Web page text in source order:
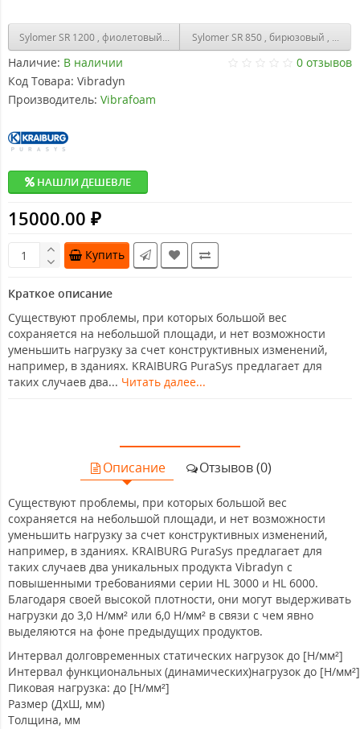
Sylomer SR 1200 , фиолетовый , лист 1200 х 1500 ( 1.8 м2 ) Sylomer SR
Наличие: В наличии
0 отзывов
Код Товара: Vibradyn
Производитель: Vibrafoam
НАШЛИ ДЕШЕВЛЕ
15000.00 ₽
Купить
Краткое описание
Существуют проблемы, при которых большой вес
сохраняется на небольшой площади, и нет возможности
уменьшить нагрузку за счет конструктивных изменений,
например, в зданиях. KRAIBURG PuraSys предлагает для
таких случаев два... Читать далее...
Описание Отзывов (0)
Существуют проблемы, при которых большой вес
сохраняется на небольшой площади, и нет возможности
уменьшить нагрузку за счет конструктивных изменений,
например, в зданиях. KRAIBURG PuraSys предлагает для
таких случаев два уникальных продукта Vibradyn с
повышенными требованиями серии HL 3000 и HL 6000.
Благодаря своей высокой плотности, они могут выдерживать
нагрузки до 3,0 Н/мм² или 6,0 Н/мм² в связи с чем явно
выделяются на фоне предыдущих продуктов.
Интервал долговременных статических нагрузок до [Н/мм²]
Интервал функциональных (динамических)нагрузок до [Н/мм²]
Пиковая нагрузка: до [Н/мм²]
Размер (ДхШ, мм)
Толщина, мм